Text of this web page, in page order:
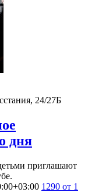
24/27Б
дня
приглашают
1290 от 1